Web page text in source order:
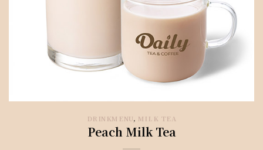
DRINKMENU, MILK TEA
Peach Milk Tea